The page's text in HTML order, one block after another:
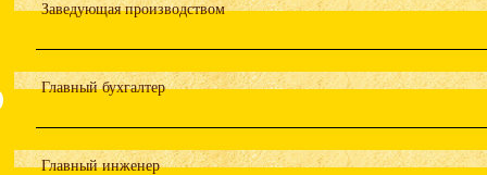
Заведующая производством
Главный бухгалтер
Главный инженер